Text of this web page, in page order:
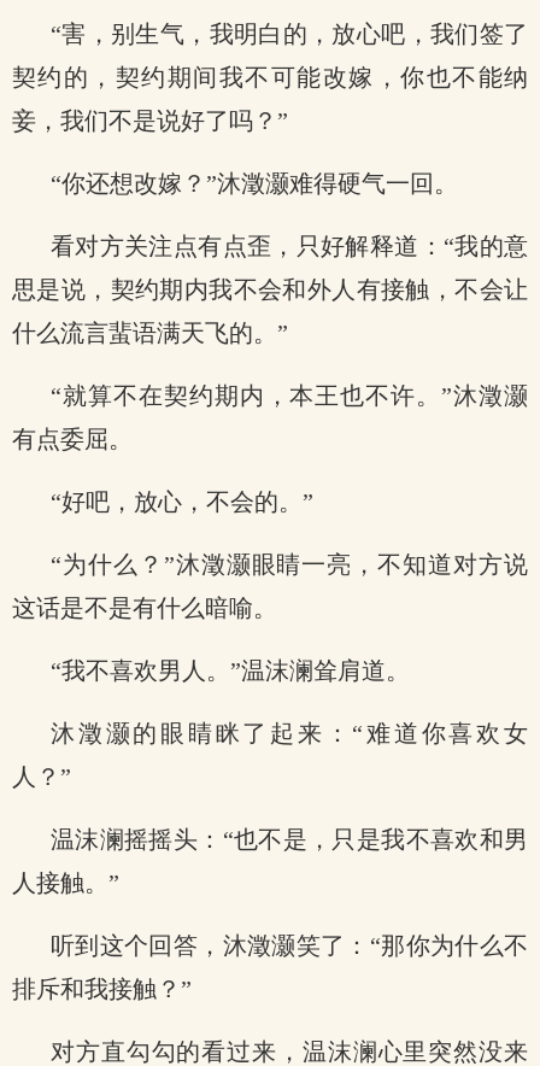
“害，别生气，我明白的，放心吧，我们签了
契约的，契约期间我不可能改嫁，你也不能纳
妾，我们不是说好了吗？”
“你还想改嫁？”沐澂灏难得硬气一回。
看对方关注点有点歪，只好解释道：“我的意
思是说，契约期内我不会和外人有接触，不会让
什么流言蜚语满天飞的。”
“就算不在契约期内，本王也不许。”沐澂灏
有点委屈。
“好吧，放心，不会的。”
“为什么？”沐澂灏眼睛一亮，不知道对方说
这话是不是有什么暗喻。
“我不喜欢男人。”温沫澜耸肩道。
沐澂灏的眼睛眯了起来：“难道你喜欢女
人？”
温沫澜摇摇头：“也不是，只是我不喜欢和男
人接触。”
听到这个回答，沐澂灏笑了：“那你为什么不
排斥和我接触？”
对方直勾勾的看过来，温沫澜心里突然没来